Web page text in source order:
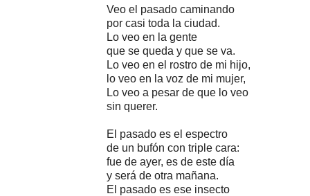
Veo el pasado caminando
por casi toda la ciudad.
Lo veo en la gente
que se queda y que se va.
Lo veo en el rostro de mi hijo,
lo veo en la voz de mi mujer,
Lo veo a pesar de que lo veo
sin querer.
El pasado es el espectro
de un bufón con triple cara:
fue de ayer, es de este día
y será de otra mañana.
El pasado es ese insecto